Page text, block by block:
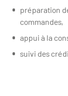
préparation
commandes,
appui à la
suivi des